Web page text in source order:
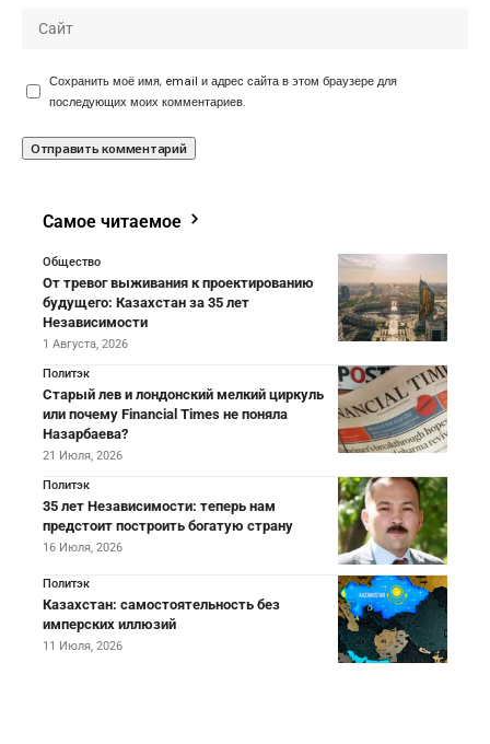
Сохранить моё имя, email и адрес сайта в этом браузере для
последующих моих комментариев.
Самое читаемое
Общество
От тревог выживания к проектированию
будущего: Казахстан за 35 лет
Независимости
1 Августа, 2026
Политэк
Старый лев и лондонский мелкий циркуль
или почему Financial Times не поняла
Назарбаева?
21 Июля, 2026
Политэк
35 лет Независимости: теперь нам
предстоит построить богатую страну
16 Июля, 2026
Политэк
Казахстан: самостоятельность без
имперских иллюзий
11 Июля, 2026